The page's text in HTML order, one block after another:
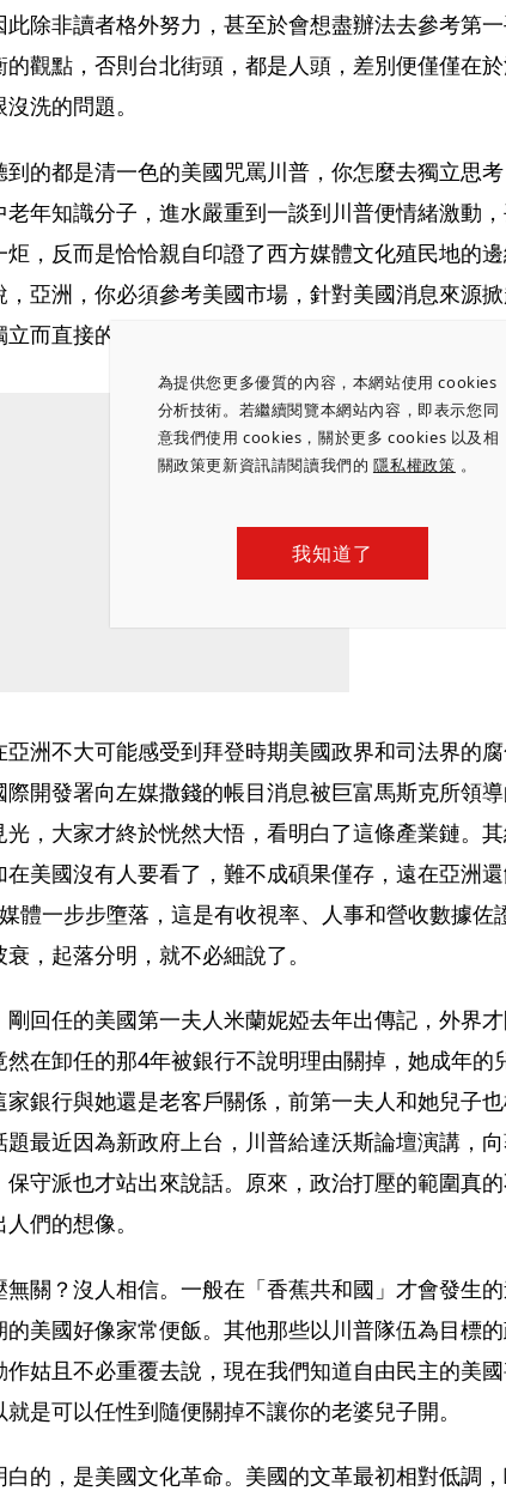
為提供您更多優質的內容，本網站使用 cookies
分析技術。若繼續閱覽本網站內容，即表示您同
意我們使用 cookies，關於更多 cookies 以及相
關政策更新資訊請閱讀我們的 隱私權政策 。
我知道了
除非讀者格外努力，甚至於會想盡辦法去參考第
觀點，否則台北街頭，都是人頭，差別便僅僅在
洗的問題。
的都是清一色的美國咒罵川普，你怎麼去獨立思
年知識分子，進水嚴重到一談到川普便情緒激動
，反而是恰恰親自印證了西方媒體文化殖民地的
亞洲，你必須參考美國市場，針對美國消息來源
而直接的信息渠道！
洲不大可能感受到拜登時期美國政界和司法界的
開發署向左媒撒錢的帳目消息被巨富馬斯克所領
，大家才終於恍然大悟，看明白了這條產業鏈。
美國沒有人要看了，難不成碩果僅存，遠在亞洲
體一步步墮落，這是有收視率、人事和營收數據佐
，起落分明，就不必細說了。
剛回任的美國第一夫人米蘭妮婭去年出傳記，外界
在卸任的那4年被銀行不說明理由關掉，她成年的
銀行與她還是老客戶關係，前第一夫人和她兒子
最近因為新政府上台，川普給達沃斯論壇演講，向
守派也才站出來說話。原來，政治打壓的範圍真
們的想像。
關？沒人相信。一般在「香蕉共和國」才會發生
美國好像家常便飯。其他那些以川普隊伍為目標
姑且不必重覆去說，現在我們知道自由民主的美
是可以任性到隨便關掉不讓你的老婆兒子開。
的，是美國文化革命。美國的文革最初相對低調